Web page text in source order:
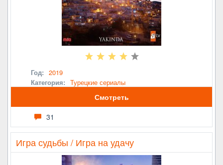
Год: 2019
Категория: Турецкие сериалы
Смотреть
31
Игра судьбы / Игра на удачу